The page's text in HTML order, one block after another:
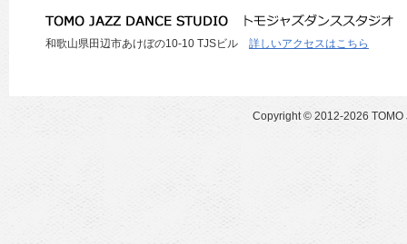
和歌山県田辺市あけぼの10-10 TJSビル 詳しいアクセスはこちら
Copyright © 2012-2026 TOMO